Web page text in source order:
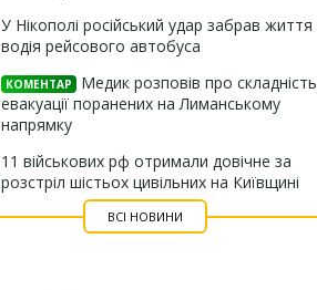
У Нікополі російський удар забрав життя
водія рейсового автобуса
КОМЕНТАР
Медик розповів про складність
евакуації поранених на Лиманському
напрямку
11 військових рф отримали довічне за
розстріл шістьох цивільних на Київщині
ВСІ НОВИНИ